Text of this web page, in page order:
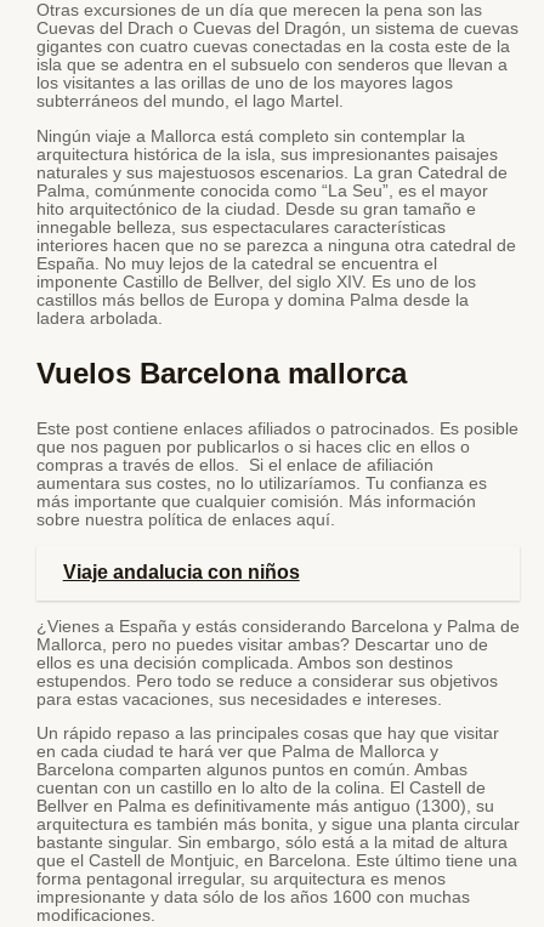
Otras excursiones de un día que merecen la pena son las
Cuevas del Drach o Cuevas del Dragón, un sistema de cuevas
gigantes con cuatro cuevas conectadas en la costa este de la
isla que se adentra en el subsuelo con senderos que llevan a
los visitantes a las orillas de uno de los mayores lagos
subterráneos del mundo, el lago Martel.
Ningún viaje a Mallorca está completo sin contemplar la
arquitectura histórica de la isla, sus impresionantes paisajes
naturales y sus majestuosos escenarios. La gran Catedral de
Palma, comúnmente conocida como “La Seu”, es el mayor
hito arquitectónico de la ciudad. Desde su gran tamaño e
innegable belleza, sus espectaculares características
interiores hacen que no se parezca a ninguna otra catedral de
España. No muy lejos de la catedral se encuentra el
imponente Castillo de Bellver, del siglo XIV. Es uno de los
castillos más bellos de Europa y domina Palma desde la
ladera arbolada.
Vuelos Barcelona mallorca
Este post contiene enlaces afiliados o patrocinados. Es posible
que nos paguen por publicarlos o si haces clic en ellos o
compras a través de ellos. Si el enlace de afiliación
aumentara sus costes, no lo utilizaríamos. Tu confianza es
más importante que cualquier comisión. Más información
sobre nuestra política de enlaces aquí.
Viaje andalucia con niños
¿Vienes a España y estás considerando Barcelona y Palma de
Mallorca, pero no puedes visitar ambas? Descartar uno de
ellos es una decisión complicada. Ambos son destinos
estupendos. Pero todo se reduce a considerar sus objetivos
para estas vacaciones, sus necesidades e intereses.
Un rápido repaso a las principales cosas que hay que visitar
en cada ciudad te hará ver que Palma de Mallorca y
Barcelona comparten algunos puntos en común. Ambas
cuentan con un castillo en lo alto de la colina. El Castell de
Bellver en Palma es definitivamente más antiguo (1300), su
arquitectura es también más bonita, y sigue una planta circular
bastante singular. Sin embargo, sólo está a la mitad de altura
que el Castell de Montjuic, en Barcelona. Este último tiene una
forma pentagonal irregular, su arquitectura es menos
impresionante y data sólo de los años 1600 con muchas
modificaciones.